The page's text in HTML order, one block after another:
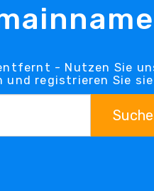
- Nutzen Sie
und registrieren Sie